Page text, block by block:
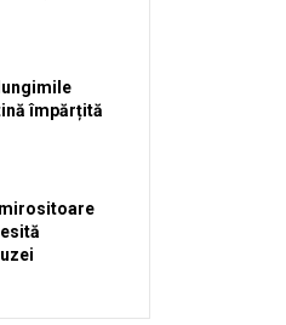
împărțită